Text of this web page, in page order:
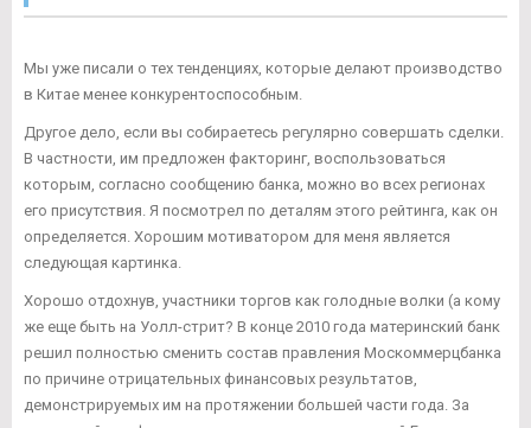
Мы уже писали о тех тенденциях, которые делают производство
в Китае менее конкурентоспособным.
Другое дело, если вы собираетесь регулярно совершать сделки.
В частности, им предложен факторинг, воспользоваться
которым, согласно сообщению банка, можно во всех регионах
его присутствия. Я посмотрел по деталям этого рейтинга, как он
определяется. Хорошим мотиватором для меня является
следующая картинка.
Хорошо отдохнув, участники торгов как голодные волки (а кому
же еще быть на Уолл-стрит? В конце 2010 года материнский банк
решил полностью сменить состав правления Москоммерцбанка
по причине отрицательных финансовых результатов,
демонстрируемых им на протяжении большей части года. За